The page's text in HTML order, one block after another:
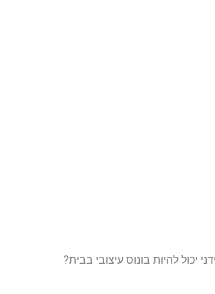
יכול להיות בונוס עיצובי בבית?